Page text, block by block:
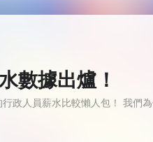
數據出爐！
政人員薪水比較懶人包！ 我們